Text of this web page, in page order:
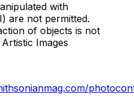
with
are not permitted.
of objects is not
Images